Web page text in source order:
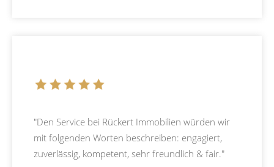
"Den Service bei Rückert Immobilien würden wir
mit folgenden Worten beschreiben: engagiert,
zuverlässig, kompetent, sehr freundlich & fair."